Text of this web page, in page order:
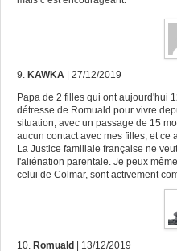
9. KAWKA | 27/12/2019
Papa de 2 filles qui ont aujourd'hui
détresse de Romuald pour vivre
situation, avec un passage de 15
aucun contact avec mes filles, et ce
La Justice familiale française ne
l'aliénation parentale. Je peux
celui de Colmar, sont activement
10. Romuald | 13/12/2019